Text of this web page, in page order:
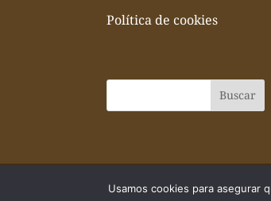
Política de cookies
© Todos los derechos
Usamos cookies para asegurar